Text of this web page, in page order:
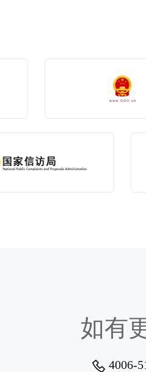
如有
4006-